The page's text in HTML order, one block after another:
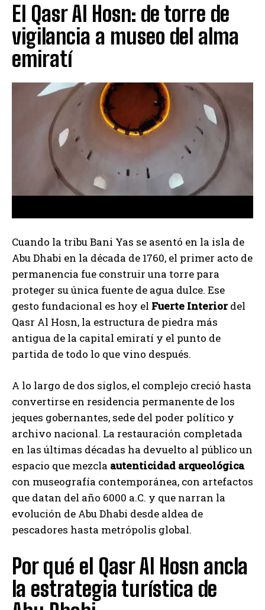
El Qasr Al Hosn: de torre de
vigilancia a museo del alma
emiratí
Cuando la tribu Bani Yas se asentó en la isla de
Abu Dhabi en la década de 1760, el primer acto de
permanencia fue construir una torre para
proteger su única fuente de agua dulce. Ese
gesto fundacional es hoy el Fuerte Interiordel
Qasr Al Hosn, la estructura de piedra más
antigua de la capital emiratí y el punto de
partida de todo lo que vino después.
A lo largo de dos siglos, el complejo creció hasta
convertirse en residencia permanente de los
jeques gobernantes, sede del poder político y
archivo nacional. La restauración completada
en las últimas décadas ha devuelto al público un
espacio que mezcla autenticidad arqueológica
con museografía contemporánea, con artefactos
que datan del año 6000 a.C. y que narran la
evolución de Abu Dhabi desde aldea de
pescadores hasta metrópolis global.
Por qué el Qasr Al Hosn ancla
la estrategia turística de